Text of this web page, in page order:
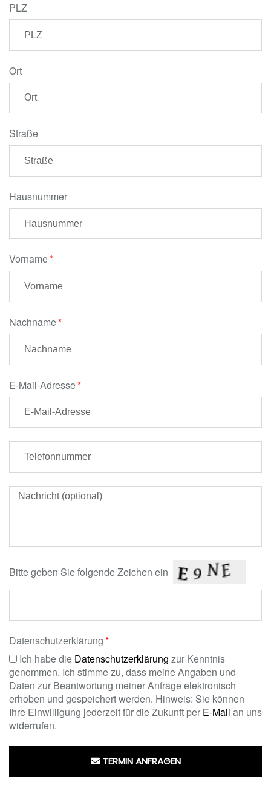
PLZ
Ort
Straße
Hausnummer
Vorname
Nachname
E-Mail-Adresse
Bitte geben Sie folgende Zeichen ein
Datenschutzerklärung
Ich habe die Datenschutzerklärung zur Kenntnis
genommen. Ich stimme zu, dass meine Angaben und
Daten zur Beantwortung meiner Anfrage elektronisch
erhoben und gespeichert werden. Hinweis: Sie können
Ihre Einwilligung jederzeit für die Zukunft per E-Mail an uns
widerrufen.
TERMIN ANFRAGEN